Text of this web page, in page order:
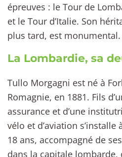
épreuves : le Tour de
et le Tour d’Italie. Son
plus tard, est monumental.
La Lombardie, sa
Tullo Morgagni est né à
Romagnie, en 1881. Fils
assurance et d’une
vélo et d’aviation s’installe
18 ans, accompagné de
dans la capitale lombarde,